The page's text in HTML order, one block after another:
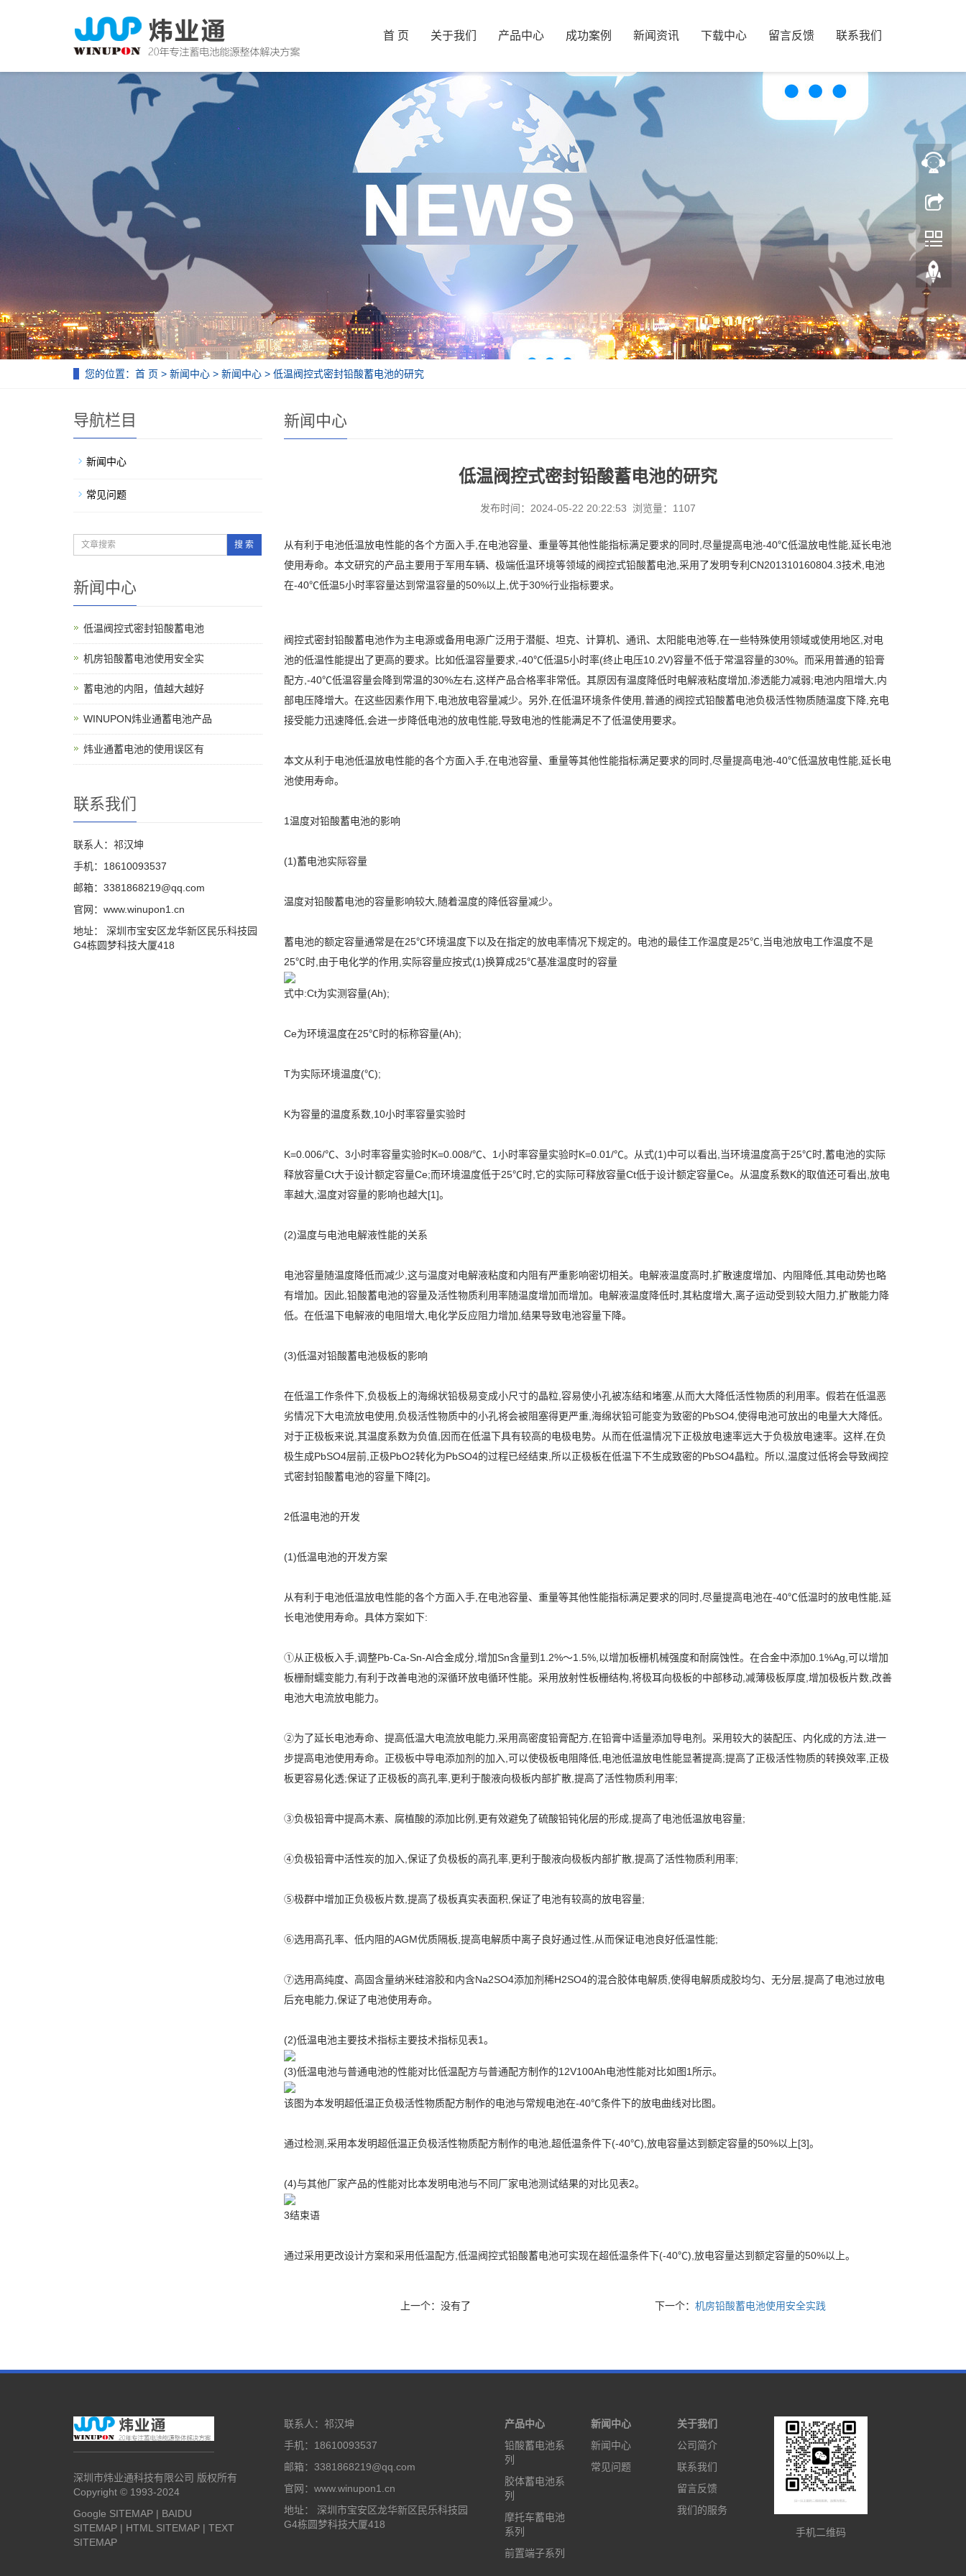
首 页 关于我们 产品中心 成功案例 新闻资讯 下载中心 留言反馈 联系我们
您的位置： 首 页 > 新闻中心 > 新闻中心 > 低温阀控式密封铅酸蓄电池的研究
新闻中心
低温阀控式密封铅酸蓄电池的研究
发布时间：2024-05-22 20:22:53 浏览量：1107
从有利于电池低温放电性能的各个方面入手,在电池容量、重量等其他性能指标满足要求的同时,尽量提高电池-40℃低温放电性能,延长电池
使用寿命。本文研究的产品主要用于军用车辆、极端低温环境等领域的阀控式铅酸蓄电池,采用了发明专利CN201310160804.3技术,电池
在-40℃低温5小时率容量达到常温容量的50%以上,优于30%行业指标要求。
阀控式密封铅酸蓄电池作为主电源或备用电源广泛用于潜艇、坦克、计算机、通讯、太阳能电池等,在一些特殊使用领域或使用地区,对电
池的低温性能提出了更高的要求。比如低温容量要求,-40℃低温5小时率(终止电压10.2V)容量不低于常温容量的30%。而采用普通的铅膏
配方,-40℃低温容量会降到常温的30%左右,这样产品合格率非常低。其原因有温度降低时电解液粘度增加,渗透能力减弱;电池内阻增大,内
部电压降增大。在这些因素作用下,电池放电容量减少。另外,在低温环境条件使用,普通的阀控式铅酸蓄电池负极活性物质随温度下降,充电
接受能力迅速降低,会进一步降低电池的放电性能,导致电池的性能满足不了低温使用要求。
本文从利于电池低温放电性能的各个方面入手,在电池容量、重量等其他性能指标满足要求的同时,尽量提高电池-40℃低温放电性能,延长电
池使用寿命。
1温度对铅酸蓄电池的影响
(1)蓄电池实际容量
温度对铅酸蓄电池的容量影响较大,随着温度的降低容量减少。
蓄电池的额定容量通常是在25℃环境温度下以及在指定的放电率情况下规定的。电池的最佳工作温度是25℃,当电池放电工作温度不是
25℃时,由于电化学的作用,实际容量应按式(1)换算成25℃基准温度时的容量
式中:Ct为实测容量(Ah);
Ce为环境温度在25℃时的标称容量(Ah);
T为实际环境温度(℃);
K为容量的温度系数,10小时率容量实验时
K=0.006/℃、3小时率容量实验时K=0.008/℃、1小时率容量实验时K=0.01/℃。从式(1)中可以看出,当环境温度高于25℃时,蓄电池的实际
释放容量Ct大于设计额定容量Ce;而环境温度低于25℃时,它的实际可释放容量Ct低于设计额定容量Ce。从温度系数K的取值还可看出,放电
率越大,温度对容量的影响也越大[1]。
(2)温度与电池电解液性能的关系
电池容量随温度降低而减少,这与温度对电解液粘度和内阻有严重影响密切相关。电解液温度高时,扩散速度增加、内阻降低,其电动势也略
有增加。因此,铅酸蓄电池的容量及活性物质利用率随温度增加而增加。电解液温度降低时,其粘度增大,离子运动受到较大阻力,扩散能力降
低。在低温下电解液的电阻增大,电化学反应阻力增加,结果导致电池容量下降。
(3)低温对铅酸蓄电池极板的影响
在低温工作条件下,负极板上的海绵状铅极易变成小尺寸的晶粒,容易使小孔被冻结和堵塞,从而大大降低活性物质的利用率。假若在低温恶
劣情况下大电流放电使用,负极活性物质中的小孔将会被阻塞得更严重,海绵状铅可能变为致密的PbSO4,使得电池可放出的电量大大降低。
对于正极板来说,其温度系数为负值,因而在低温下具有较高的电极电势。从而在低温情况下正极放电速率远大于负极放电速率。这样,在负
极生成PbSO4层前,正极PbO2转化为PbSO4的过程已经结束,所以正极板在低温下不生成致密的PbSO4晶粒。所以,温度过低将会导致阀控
式密封铅酸蓄电池的容量下降[2]。
2低温电池的开发
(1)低温电池的开发方案
从有利于电池低温放电性能的各个方面入手,在电池容量、重量等其他性能指标满足要求的同时,尽量提高电池在-40℃低温时的放电性能,延
长电池使用寿命。具体方案如下:
①从正极板入手,调整Pb-Ca-Sn-Al合金成分,增加Sn含量到1.2%～1.5%,以增加板栅机械强度和耐腐蚀性。在合金中添加0.1%Ag,可以增加
板栅耐蠕变能力,有利于改善电池的深循环放电循环性能。采用放射性板栅结构,将极耳向极板的中部移动,减薄极板厚度,增加极板片数,改善
电池大电流放电能力。
②为了延长电池寿命、提高低温大电流放电能力,采用高密度铅膏配方,在铅膏中适量添加导电剂。采用较大的装配压、内化成的方法,进一
步提高电池使用寿命。正极板中导电添加剂的加入,可以使极板电阻降低,电池低温放电性能显著提高;提高了正极活性物质的转换效率,正极
板更容易化透;保证了正极板的高孔率,更利于酸液向极板内部扩散,提高了活性物质利用率;
③负极铅膏中提高木素、腐植酸的添加比例,更有效避免了硫酸铅钝化层的形成,提高了电池低温放电容量;
④负极铅膏中活性炭的加入,保证了负极板的高孔率,更利于酸液向极板内部扩散,提高了活性物质利用率;
⑤极群中增加正负极板片数,提高了极板真实表面积,保证了电池有较高的放电容量;
⑥选用高孔率、低内阻的AGM优质隔板,提高电解质中离子良好通过性,从而保证电池良好低温性能;
⑦选用高纯度、高固含量纳米硅溶胶和内含Na2SO4添加剂稀H2SO4的混合胶体电解质,使得电解质成胶均匀、无分层,提高了电池过放电
后充电能力,保证了电池使用寿命。
(2)低温电池主要技术指标主要技术指标见表1。
(3)低温电池与普通电池的性能对比低温配方与普通配方制作的12V100Ah电池性能对比如图1所示。
该图为本发明超低温正负极活性物质配方制作的电池与常规电池在-40℃条件下的放电曲线对比图。
通过检测,采用本发明超低温正负极活性物质配方制作的电池,超低温条件下(-40℃),放电容量达到额定容量的50%以上[3]。
(4)与其他厂家产品的性能对比本发明电池与不同厂家电池测试结果的对比见表2。
3结束语
通过采用更改设计方案和采用低温配方,低温阀控式铅酸蓄电池可实现在超低温条件下(-40℃),放电容量达到额定容量的50%以上。
上一个：没有了 下一个：机房铅酸蓄电池使用安全实践
导航栏目
新闻中心
常见问题
搜 索
新闻中心
低温阀控式密封铅酸蓄电池
机房铅酸蓄电池使用安全实
蓄电池的内阻，值越大越好
WINUPON炜业通蓄电池产品
炜业通蓄电池的使用误区有
联系我们
联系人：祁汉坤
手机：18610093537
邮箱：3381868219@qq.com
官网：www.winupon1.cn
地址： 深圳市宝安区龙华新区民乐科技园
G4栋圆梦科技大厦418
深圳市炜业通科技有限公司 版权所有
Copyright © 1993-2024
Google SITEMAP | BAIDU
SITEMAP | HTML SITEMAP | TEXT
SITEMAP
联系人：祁汉坤
手机：18610093537
邮箱：3381868219@qq.com
官网：www.winupon1.cn
地址： 深圳市宝安区龙华新区民乐科技园
G4栋圆梦科技大厦418
产品中心
铅酸蓄电池系
列
胶体蓄电池系
列
摩托车蓄电池
系列
前置端子系列
新闻中心
新闻中心
常见问题
关于我们
公司简介
联系我们
留言反馈
我们的服务
手机二维码